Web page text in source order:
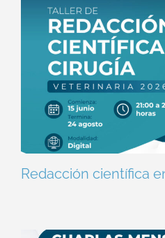
Redacción científica